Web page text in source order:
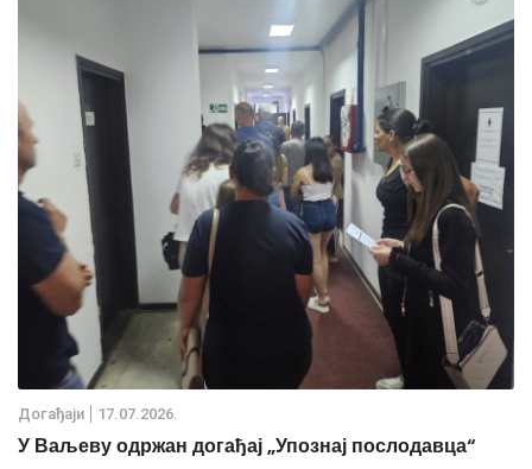
Дoгађаjи 17.07.2026.
У Ваљеву одржан догађај „Упознај послодавца“